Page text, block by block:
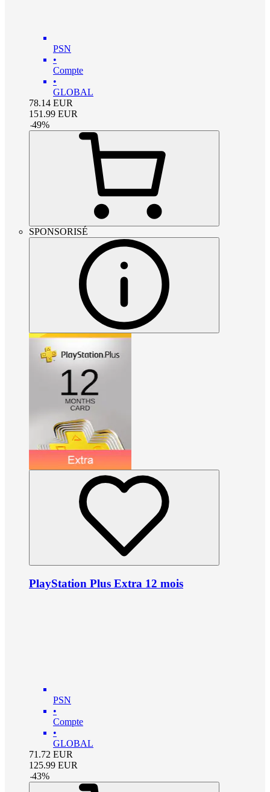
PSN
•
Compte
•
GLOBAL
78.14 EUR
151.99 EUR
-49%
SPONSORISÉ
PlayStation Plus Extra 12 mois
PSN
•
Compte
•
GLOBAL
71.72 EUR
125.99 EUR
-43%